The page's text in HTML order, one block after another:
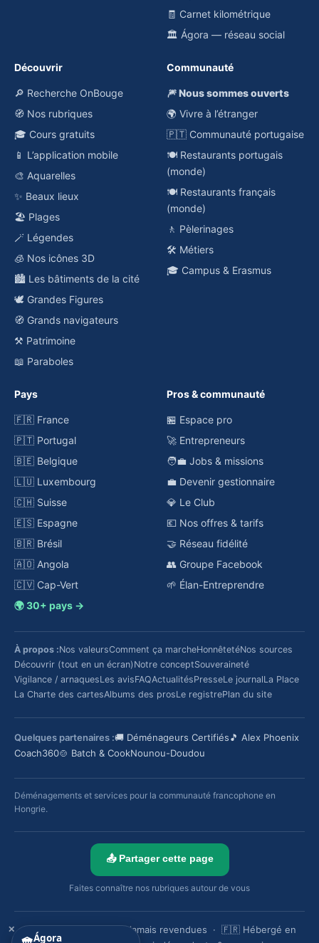
🧾 Carnet kilométrique
🏛️ Ágora — réseau social
Découvrir
🔎 Recherche OnBouge
🧭 Nos rubriques
🎓 Cours gratuits
📱 L’application mobile
🎨 Aquarelles
✨ Beaux lieux
🏖️ Plages
🪄 Légendes
🧊 Nos icônes 3D
🏙️ Les bâtiments de la cité
🕊️ Grandes Figures
🧭 Grands navigateurs
⚒️ Patrimoine
📖 Paraboles
Communauté
🎆 Nous sommes ouverts
🌍 Vivre à l’étranger
🇵🇹 Communauté portugaise
🍽️ Restaurants portugais
(monde)
🍽️ Restaurants français
(monde)
🚶 Pèlerinages
🛠️ Métiers
🎓 Campus & Erasmus
Pays
🇫🇷 France
🇵🇹 Portugal
🇧🇪 Belgique
🇱🇺 Luxembourg
🇨🇭 Suisse
🇪🇸 Espagne
🇧🇷 Brésil
🇦🇴 Angola
🇨🇻 Cap-Vert
🌍 30+ pays →
Pros & communauté
🏪 Espace pro
🚀 Entrepreneurs
🧑‍💼 Jobs & missions
💼 Devenir gestionnaire
💎 Le Club
💶 Nos offres & tarifs
🤝 Réseau fidélité
👥 Groupe Facebook
🌱 Élan-Entreprendre
À propos :Nos valeursComment ça marcheHonnêtetéNos sources
Découvrir (tout en un écran) Notre conceptSouveraineté
Vigilance / arnaquesLes avisFAQActualitésPresseLe journalLa Place
La Charte des cartesAlbums des prosLe registrePlan du site
Quelques partenaires :🚚 Déménageurs Certifiés🎵 Alex Phoenix
Coach360🍲 Batch & CookNounou-Doudou
Déménagements et services pour la communauté francophone en
Hongrie.
📤 Partager cette page
Faites connaître nos rubriques autour de vous
🔒 Vos données ne sont jamais revendues · 🇫🇷 Hébergé en
Ágora
✕